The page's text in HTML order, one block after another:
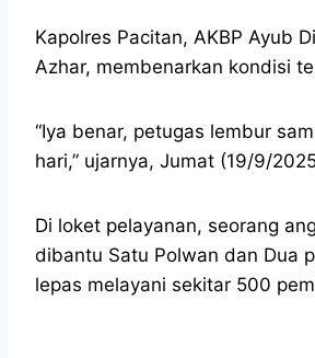
Kapolres Pacitan, AKBP Ayub
Azhar, membenarkan kondisi
“Iya benar, petugas lembur
hari,” ujarnya, Jumat (19/9/
Di loket pelayanan, seorang
dibantu Satu Polwan dan Dua
lepas melayani sekitar 500